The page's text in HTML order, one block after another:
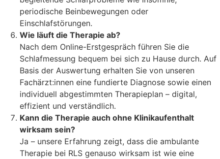
periodische Beinbewegungen oder
Einschlafstörungen.
Wie läuft die Therapie ab?
Nach dem Online-Erstgespräch führen Sie die
Schlafmessung bequem bei sich zu Hause durch. Auf
Basis der Auswertung erhalten Sie von unseren
Fachärzt:innen eine fundierte Diagnose sowie einen
individuell abgestimmten Therapieplan – digital,
effizient und verständlich.
Kann die Therapie auch ohne Klinikaufenthalt
wirksam sein?
Ja – unsere Erfahrung zeigt, dass die ambulante
Therapie bei RLS genauso wirksam ist wie eine